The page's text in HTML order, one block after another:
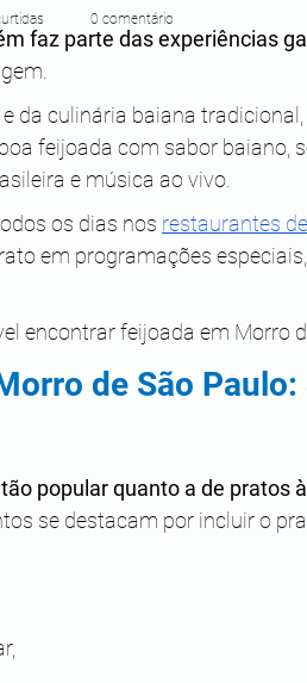
faz parte das experiências
da culinária baiana
feijoada com sabor baiano,
e música ao vivo.
os dias nos restaurantes
em programações
encontrar feijoada em Morro
de São
popular quanto a de pratos
se destacam por incluir o
0 comentário